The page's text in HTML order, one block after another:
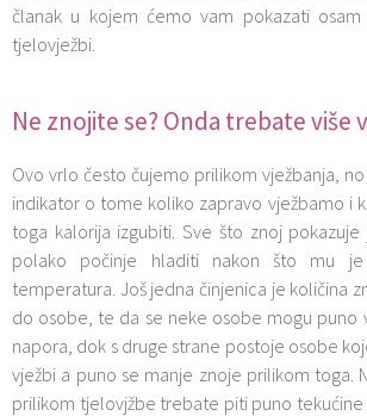
članak u kojem ćemo vam pokazati
tjelovježbi.
Ne znojite se? Onda trebate više
Ovo vrlo često čujemo prilikom vježbanja,
indikator o tome koliko zapravo vježbamo i
toga kalorija izgubiti. Sve što znoj
polako počinje hladiti nakon što mu je
temperatura. Još jedna činjenica je količina
do osobe, te da se neke osobe mogu puno
napora, dok s druge strane postoje osobe
vježbi a puno se manje znoje prilikom toga.
prilikom tjelovjžbe trebate piti puno